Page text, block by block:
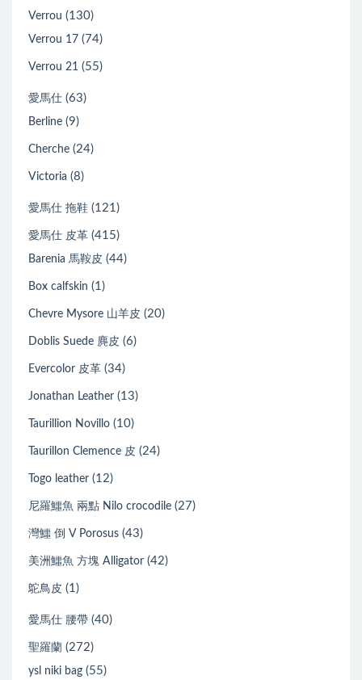
Verrou (130)
Verrou 17 (74)
Verrou 21 (55)
愛馬仕 (63)
Berline (9)
Cherche (24)
Victoria (8)
愛馬仕 拖鞋 (121)
愛馬仕 皮革 (415)
Barenia 馬鞍皮 (44)
Box calfskin (1)
Chevre Mysore 山羊皮 (20)
Doblis Suede 麂皮 (6)
Evercolor 皮革 (34)
Jonathan Leather (13)
Taurillion Novillo (10)
Taurillon Clemence 皮 (24)
Togo leather (12)
尼羅鱷魚 兩點 Nilo crocodile (27)
灣鱷 倒 V Porosus (43)
美洲鱷魚 方塊 Alligator (42)
鴕鳥皮 (1)
愛馬仕 腰帶 (40)
聖羅蘭 (272)
ysl niki bag (55)